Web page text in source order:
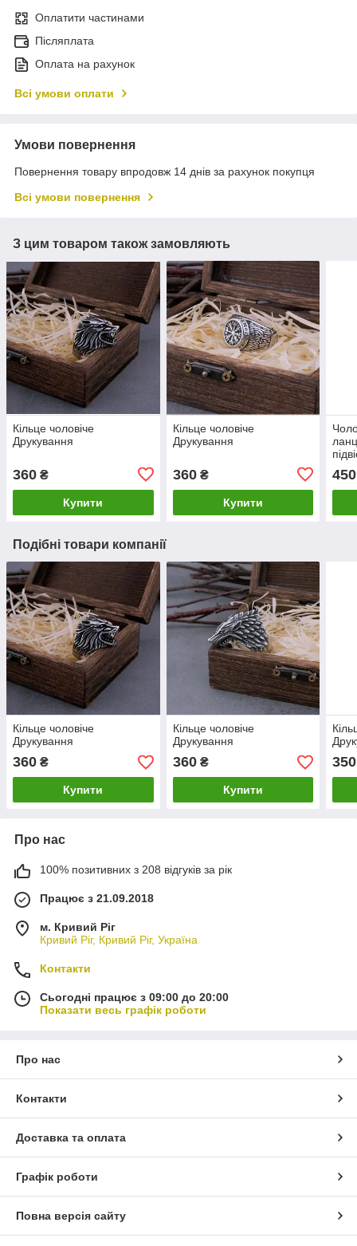
Оплатити частинами
Післяплата
Оплата на рахунок
Всі умови оплати
Умови повернення
Повернення товару впродовж 14 днів за рахунок покупця
Всі умови повернення
З цим товаром також замовляють
Кільце чоловіче
Друкування
360 ₴
Купити
Кільце чоловіче
Друкування
360₴
Купити
450
Подібні товари компанії
Кільце чоловіче
Друкування
360 ₴
Купити
Кільце чоловіче
Друкування
360₴
Купити
350
Про нас
100% позитивних з 208 відгуків за рік
Працює з 21.09.2018
м. Кривий Ріг
Кривий Ріг, Кривий Ріг, Україна
Контакти
Сьогодні працює з 09:00 до 20:00
Показати весь графік роботи
Про нас
Контакти
Доставка та оплата
Графік роботи
Повна версія сайту